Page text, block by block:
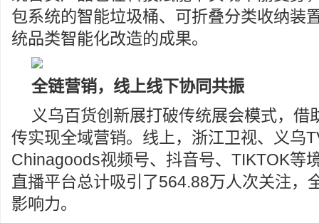
包系统的智能垃圾桶、可折叠分类收纳装
统品类智能化改造的成果。
全链营销，线上线下协同共振
义乌百货创新展打破传统展会模式，借
传实现全域营销。线上，浙江卫视、义乌
Chinagoods视频号、抖音号、TIKTOK等
直播平台总计吸引了564.88万人次关注，
影响力。